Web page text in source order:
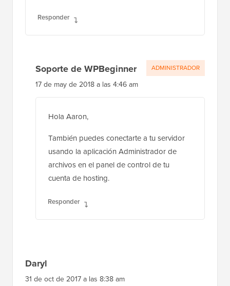
Responder
Soporte de WPBeginner
17 de may de 2018 a las 4:46 am
Hola Aaron,
También puedes conectarte a tu servidor
usando la aplicación Administrador de
archivos en el panel de control de tu
cuenta de hosting.
Responder
ADMINISTRADOR
Daryl
31 de oct de 2017 a las 8:38 am